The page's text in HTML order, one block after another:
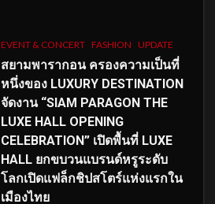
EVENT & CONCERT FASHION UPDATE
สยามพารากอน ครองความเป็นที่
หนึ่งของ LUXURY DESTINATION
จัดงาน “SIAM PARAGON THE
LUXE HALL OPENING
CELEBRATION” เปิดพื้นที่ LUXE
HALL ยกขบวนแบรนด์หรูระดับ
โลกเปิดแฟล็กชิปสโตร์แห่งแรกใน
เมืองไทย